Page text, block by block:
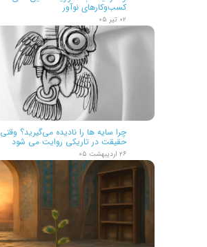
کسب‌وکارهای نوآور
۰۲ تیر ۰۵
چرا سایه ها را نادیده می‌گیرید؟ وقتی
حقیقت در تاریکی روایت می شود
۲۶ اردیبهشت ۰۵